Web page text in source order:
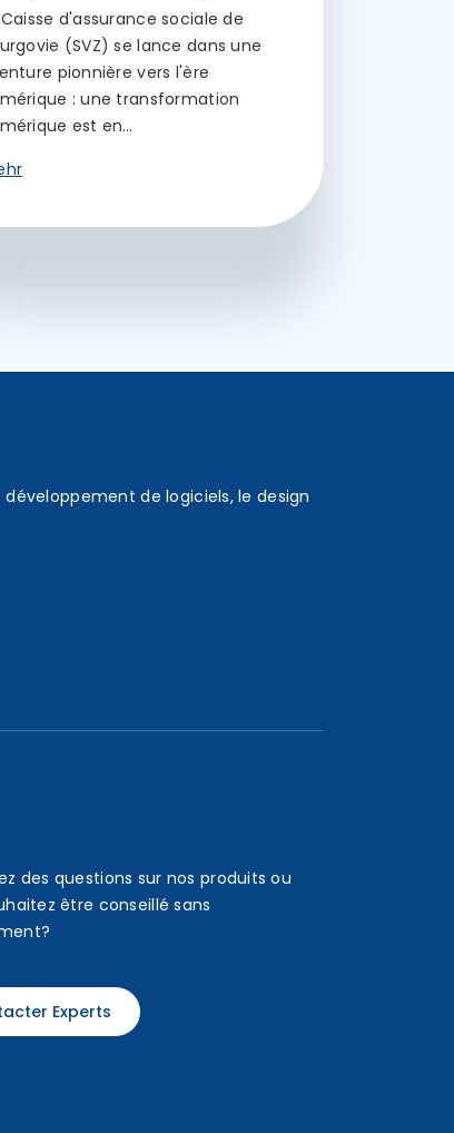
d'assurance sociale de
(SVZ) se lance dans une
pionnière vers l'ère
: une transformation
est en…
de logiciels, le design
des questions sur nos produits ou
être conseillé sans
Experts